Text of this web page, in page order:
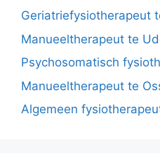
Geriatriefysiotherapeut
Manueeltherapeut te
Psychosomatisch
Manueeltherapeut te
Algemeen